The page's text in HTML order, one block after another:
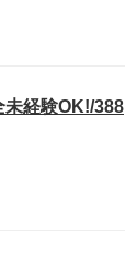
未経験OK!/388